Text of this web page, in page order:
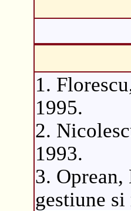
1.
1995.
2.
1993.
3.
gestiune